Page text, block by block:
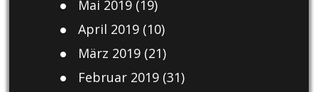
Mai 2019(19)
April 2019(10)
März 2019(21)
Februar 2019(31)